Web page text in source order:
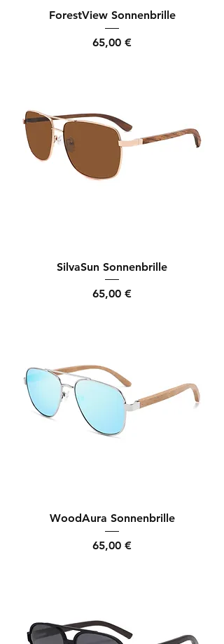
ForestView Sonnenbrille
Preis
65,00 €
SilvaSun Sonnenbrille
Preis
65,00 €
WoodAura Sonnenbrille
Preis
65,00 €